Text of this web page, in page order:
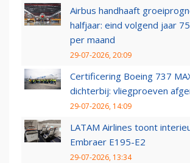
Airbus handhaaft
halfjaar: eind volgend jaar
per maand
29-07-2026, 20:09
Certificering Boeing 737
dichterbij: vliegproeven
29-07-2026, 14:09
LATAM Airlines toont
Embraer E195-E2
29-07-2026, 13:34